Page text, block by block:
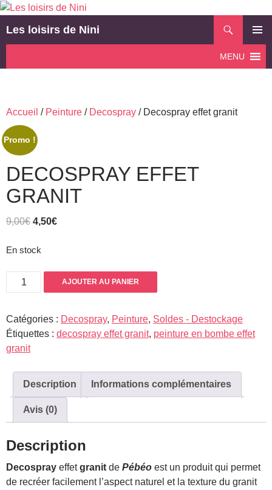
Aller
contenu
Les loisirs de Nini
MENU
MENU
Accueil / Peinture / Decospray / Decospray effet granit
Promo !
DECOSPRAY EFFET
GRANIT
9,00€ Le
initial
4,50€Le
4,50€.
En stock
quantité
de
effet
granit
AJOUTER AU PANIER
Catégories : Decospray, Peinture, Soldes - Destockage
Étiquettes : decospray effet granit, peinture en bombe effet
granit
Description Informations complémentaires
Avis (0)
Description
Decospray effetgranit de Pébéo est un produit qui permet
de recréer facilement l’aspect naturel et la texture du granit